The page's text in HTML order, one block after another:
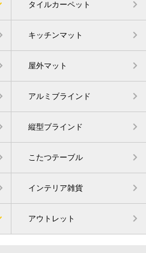
タイルカーペット
キッチンマット
屋外マット
アルミブラインド
縦型ブラインド
こたつテーブル
インテリア雑貨
アウトレット